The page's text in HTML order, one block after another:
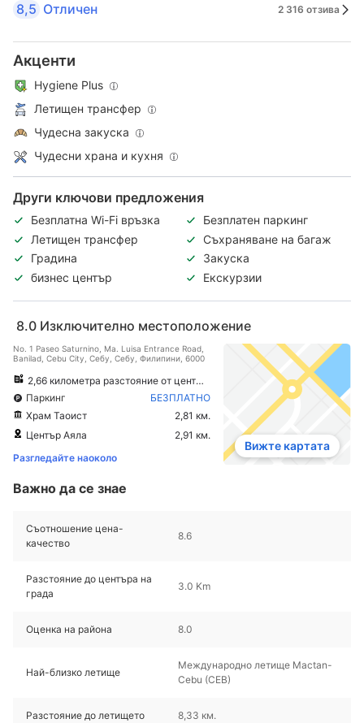
8,5 Отличен 2 316 отзива
Акценти
Hygiene Plus
Летищен трансфер
Чудесна закуска
Чудесни храна и кухня
Други ключови предложения
Безплатна Wi-Fi връзка
Безплатен паркинг
Летищен трансфер
Съхраняване на багаж
Градина
Закуска
бизнес център
Екскурзии
8.0 Изключително местоположение
No. 1 Paseo Saturnino, Ma. Luisa Entrance Road,
Banilad, Cebu City, Себу, Себу, Филипини, 6000
2,66 километра разстояние от центъра на града
Паркинг
БЕЗПЛАТНО
Храм Таоист
2,81 км.
Център Аяла
2,91 км.
Разгледайте наоколо
Вижте картата
Важно да се знае
Съотношение цена-
качество
8.6
Разстояние до центъра на
града
3.0 Km
Оценка на района 8.0
Най-близко летище
Международно летище Mactan-
Cebu (CEB)
Разстояние до летището 8,33 км.